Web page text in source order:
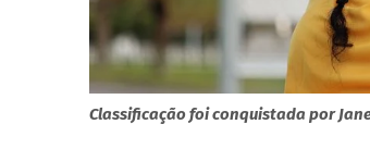
Classificação foi conquistada por